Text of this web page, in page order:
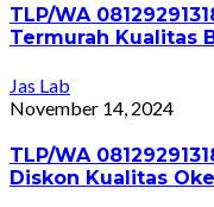
TLP/WA
Termurah Kualitas
Jas Lab
November 14, 2024
TLP/WA
Diskon Kualitas Oke